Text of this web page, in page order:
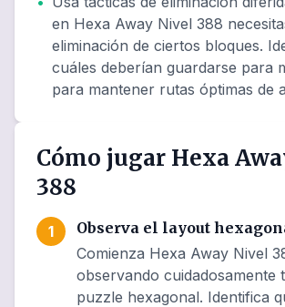
en Hexa Away Nivel 388
eliminación de ciertos bloques.
cuáles deberían guardarse para
para mantener rutas óptimas de
Cómo jugar Hexa
388
1
Observa el layout
Comienza Hexa Away Nivel
observando cuidadosamente
puzzle hexagonal. Identifica